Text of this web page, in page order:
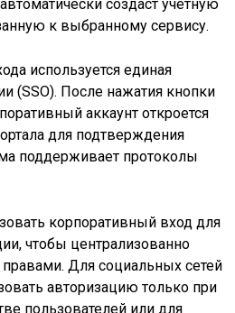
создаст учетную
к выбранному сервису.
используется единая
(SSO). После нажатия кнопки
аккаунт откроется
для подтверждения
поддерживает протоколы
корпоративный вход для
чтобы централизованно
Для социальных сетей
авторизацию только при
пользователей или для